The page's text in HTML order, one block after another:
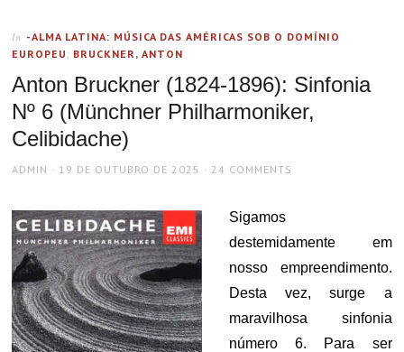
In -ALMA LATINA: MÚSICA DAS AMÉRICAS SOB O DOMÍNIO
EUROPEU
BRUCKNER, ANTON
Anton Bruckner (1824-1896): Sinfonia
Nº 6 (Münchner Philharmoniker,
Celibidache)
AUTHOR
ADMIN
POSTED
19 DE OUTUBRO DE 2025 24 COMMENTS
Sigamos
destemidamente em
nosso empreendimento.
Desta vez, surge a
maravilhosa sinfonia
número 6. Para ser